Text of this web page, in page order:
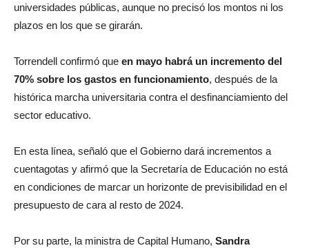
universidades públicas, aunque no precisó los montos ni los
plazos en los que se girarán.
Torrendell confirmó que en mayo habrá un incremento del
70% sobre los gastos en funcionamiento, después de la
histórica marcha universitaria contra el desfinanciamiento del
sector educativo.
En esta línea, señaló que el Gobierno dará incrementos a
cuentagotas y afirmó que la Secretaría de Educación no está
en condiciones de marcar un horizonte de previsibilidad en el
presupuesto de cara al resto de 2024.
Por su parte, la ministra de Capital Humano, Sandra